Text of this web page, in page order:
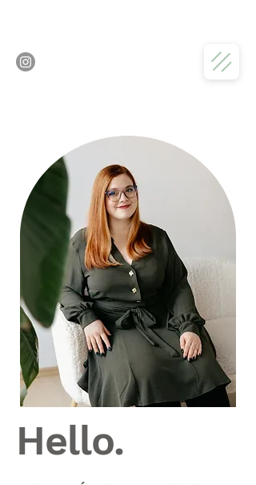
Hello.